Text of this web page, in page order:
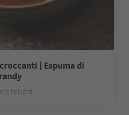
| Espuma di
e tenera